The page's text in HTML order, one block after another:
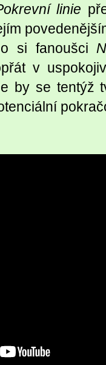
linie
si fanoušci
v
by se tentýž